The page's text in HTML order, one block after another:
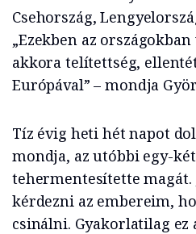
Csehország,
„Ezekben az
akkora telítettség,
Európával” – mondja
Tíz évig heti hét napot
mondja, az utóbbi egy-
tehermentesítette
kérdezni az embereim,
csinálni. Gyakorlatilag ez